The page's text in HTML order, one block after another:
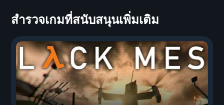
สำรวจเกมที่สนับสนุนเพิ่มเติม